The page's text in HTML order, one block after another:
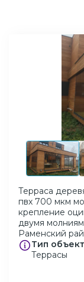
Терраса
пвх 700 мкм
крепление
двумя
Раменский
Тип
Террасы